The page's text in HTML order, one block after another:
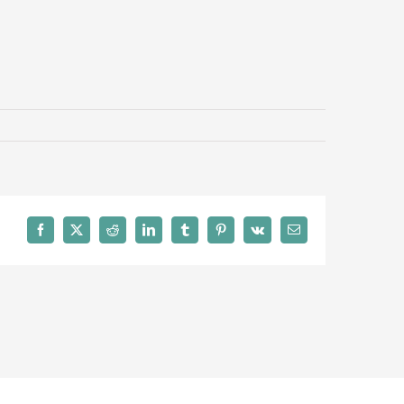
Facebook
X Reddit LinkedInTumblrPinterest
Vk Email